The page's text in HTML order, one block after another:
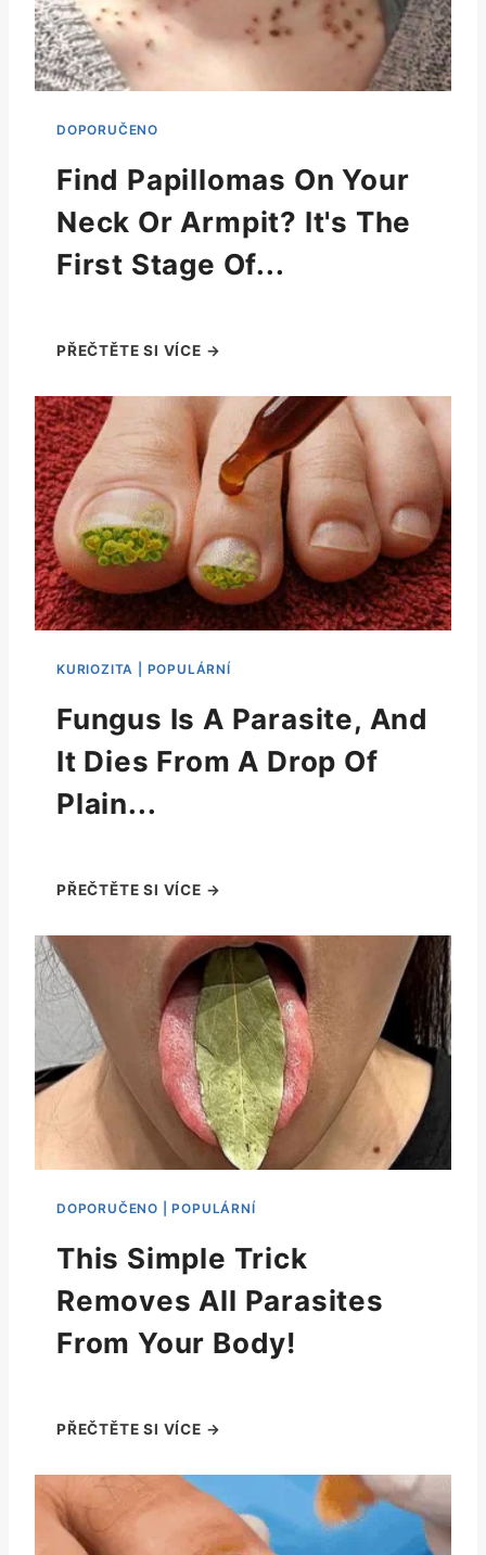
Find Papillomas On Your
Neck Or Armpit? It's The
First Stage Of...
Fungus Is A Parasite, And
It Dies From A Drop Of
Plain...
This Simple Trick
Removes All Parasites
From Your Body!